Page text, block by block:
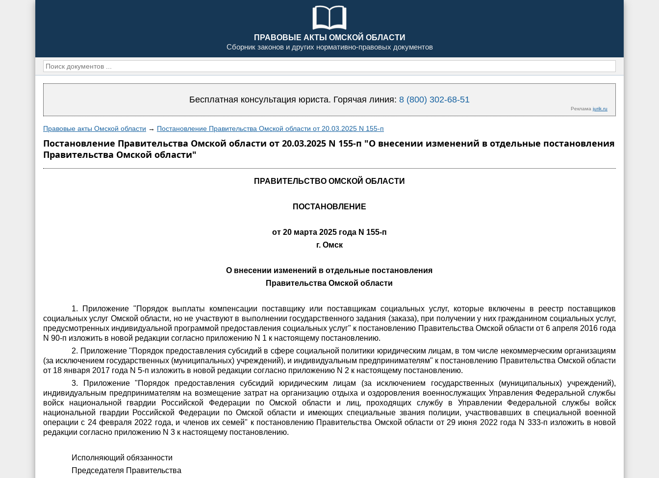
ПРАВОВЫЕ АКТЫ ОМСКОЙ ОБЛАСТИ
Сборник законов и других нормативно-правовых документов
Бесплатная консультация юриста. Горячая линия: 8 (800) 302-68-51
Реклама jurik.ru
Правовые акты Омской области → Постановление Правительства Омской области от 20.03.2025 N 155-п
Постановление Правительства Омской области от 20.03.2025 N 155-п "О внесении изменений в отдельные постановления
Правительства Омской области"
ПРАВИТЕЛЬСТВО ОМСКОЙ ОБЛАСТИ
ПОСТАНОВЛЕНИЕ
от 20 марта 2025 года N 155-п
г. Омск
О внесении изменений в отдельные постановления
Правительства Омской области
1. Приложение "Порядок выплаты компенсации поставщику или поставщикам социальных услуг, которые включены в реестр поставщиков
социальных услуг Омской области, но не участвуют в выполнении государственного задания (заказа), при получении у них гражданином социальных услуг,
предусмотренных индивидуальной программой предоставления социальных услуг" к постановлению Правительства Омской области от 6 апреля 2016 года
N 90-п изложить в новой редакции согласно приложению N 1 к настоящему постановлению.
2. Приложение "Порядок предоставления субсидий в сфере социальной политики юридическим лицам, в том числе некоммерческим организациям
(за исключением государственных (муниципальных) учреждений), и индивидуальным предпринимателям" к постановлению Правительства Омской области
от 18 января 2017 года N 5-п изложить в новой редакции согласно приложению N 2 к настоящему постановлению.
3. Приложение "Порядок предоставления субсидий юридическим лицам (за исключением государственных (муниципальных) учреждений),
индивидуальным предпринимателям на возмещение затрат на организацию отдыха и оздоровления военнослужащих Управления Федеральной службы
войск национальной гвардии Российской Федерации по Омской области и лиц, проходящих службу в Управлении Федеральной службы войск
национальной гвардии Российской Федерации по Омской области и имеющих специальные звания полиции, участвовавших в специальной военной
операции с 24 февраля 2022 года, и членов их семей" к постановлению Правительства Омской области от 29 июня 2022 года N 333-п изложить в новой
редакции согласно приложению N 3 к настоящему постановлению.
Исполняющий обязанности
Председателя Правительства